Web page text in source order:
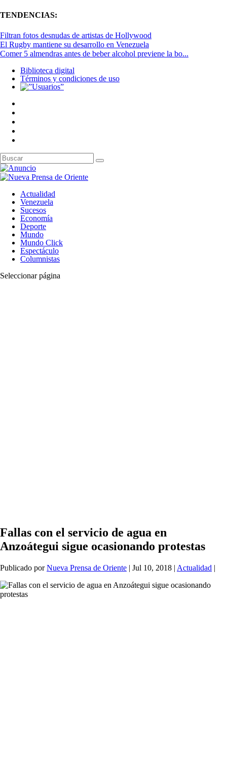
TENDENCIAS:
Filtran fotos desnudas de artistas de Hollywood
El Rugby mantiene su desarrollo en Venezuela
Comer 5 almendras antes de beber alcohol previene la bo...
Biblioteca digital
Términos y condiciones de uso
Actualidad
Venezuela
Sucesos
Economía
Deporte
Mundo
Mundo Click
Espectáculo
Columnistas
Seleccionar página
Fallas con el servicio de agua en
Anzoátegui sigue ocasionando protestas
Publicado porNueva Prensa de Oriente | Jul 10, 2018 | Actualidad |